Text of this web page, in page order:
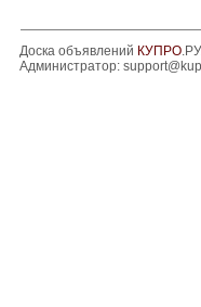
Доска объявлений КУПРО
Администратор: